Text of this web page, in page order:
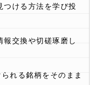
つける方法を学び投
交換や切磋琢磨し
れる銘柄をそのまま